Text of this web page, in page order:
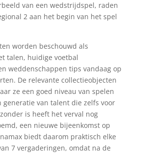
van een wedstrijdspel, raden
2 aan het begin van het spel
worden beschouwd als
talen, huidige voetbal
weddenschappen tips vandaag op
De relevante collectieobjecten
ze een goed niveau van spelen
generatie van talent die zelfs voor
is heeft het verval nog
een nieuwe bijeenkomst op
biedt daarom praktisch elke
7 vergaderingen, omdat na de